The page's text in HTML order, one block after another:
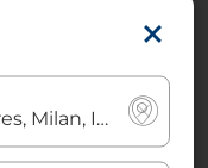
1Lit king size
ou 2Lits
jumeaux